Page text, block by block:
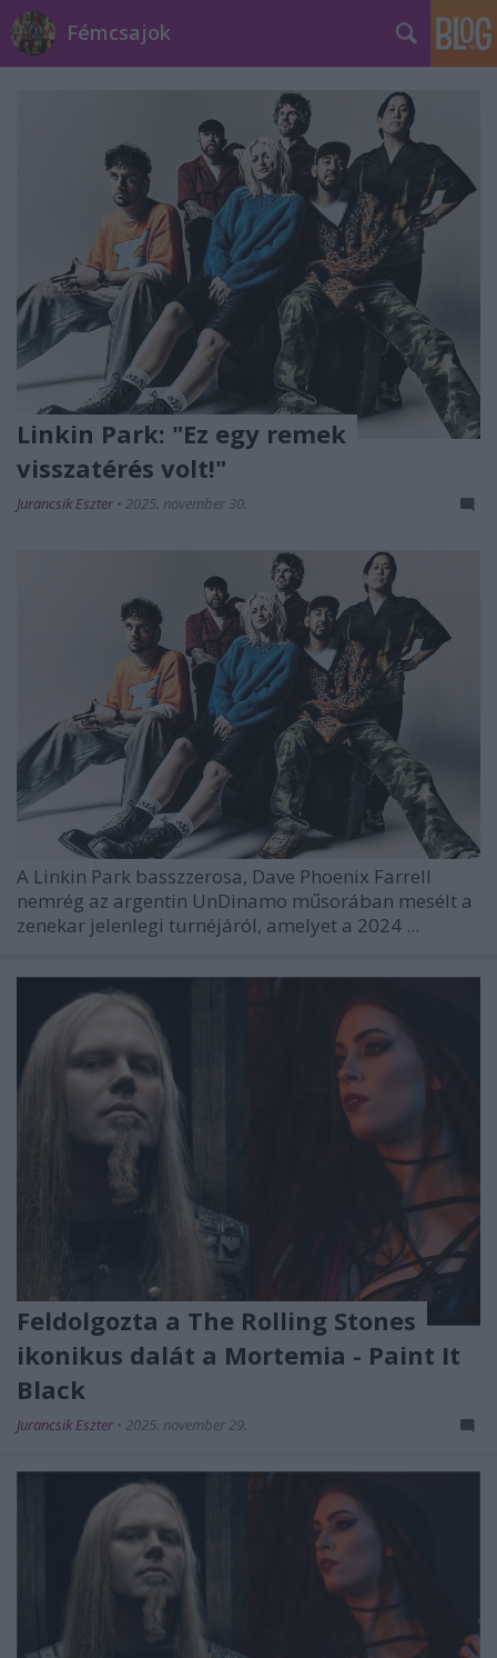
Fémcsajok
Linkin Park: "Ez egy remek
visszatérés volt!"
Jurancsik Eszter • 2025. november 30.
A Linkin Park basszzerosa, Dave Phoenix Farrell
nemrég az argentin UnDinamo műsorában mesélt a
zenekar jelenlegi turnéjáról, amelyet a 2024 ...
Feldolgozta a The Rolling Stones
ikonikus dalát a Mortemia - Paint It
Black
Jurancsik Eszter • 2025. november 29.